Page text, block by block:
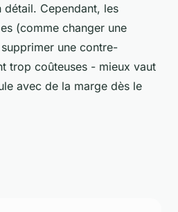
détail. Cependant, les
(comme changer une
une contre-
trop coûteuses - mieux vaut
avec de la marge dès le